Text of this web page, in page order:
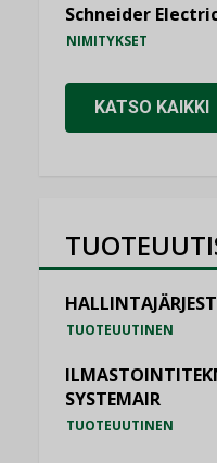
Schneider
NIMITYKSET
KATSO KAIKKI
TUOTEUUTINEN
SYSTEMAIR
TUOTEUUTINEN